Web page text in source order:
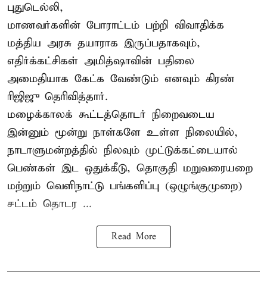
புதுடெல்லி,
மாணவர்களின் போராட்டம் பற்றி விவாதிக்க
மத்திய அரசு தயாராக இருப்பதாகவும்,
எதிர்க்கட்சிகள் அமித்ஷாவின் பதிலை
அமைதியாக கேட்க வேண்டும் எனவும் கிரண்
ரிஜிஜு தெரிவித்தார்.
மழைக்காலக் கூட்டத்தொடர் நிறைவடைய
இன்னும் மூன்று நாள்களே உள்ள நிலையில்,
நாடாளுமன்றத்தில் நிலவும் முட்டுக்கட்டையால்
பெண்கள் இட ஒதுக்கீடு, தொகுதி மறுவரையறை
மற்றும் வெளிநாட்டு பங்களிப்பு (ஒழுங்குமுறை)
சட்டம் தொடர ...
Read More